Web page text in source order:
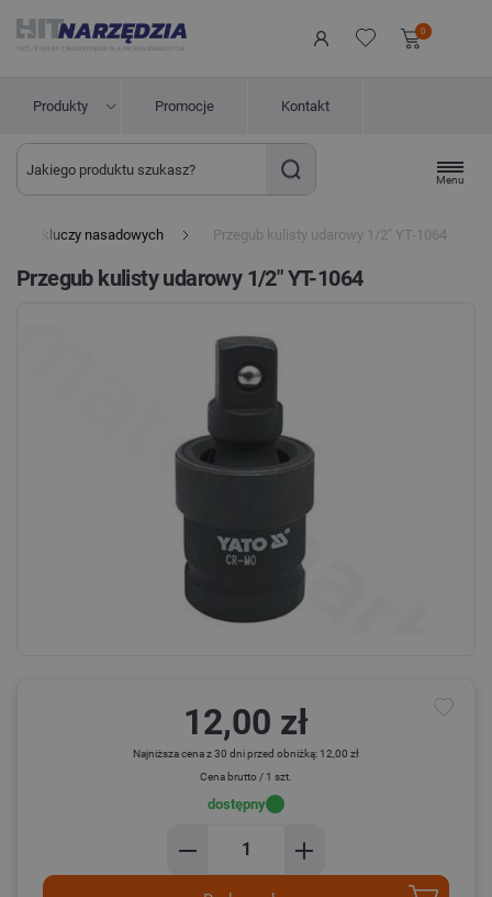
0
Produkty Promocje Kontakt
Menu
do kluczy nasadowych Przegub kulisty udarowy 1/2" YT-1064
Przegub kulisty udarowy 1/2" YT-1064
12,00 zł
Najniższa cena z 30 dni przed obniżką: 12,00 zł
Cena brutto / 1 szt.
dostępny